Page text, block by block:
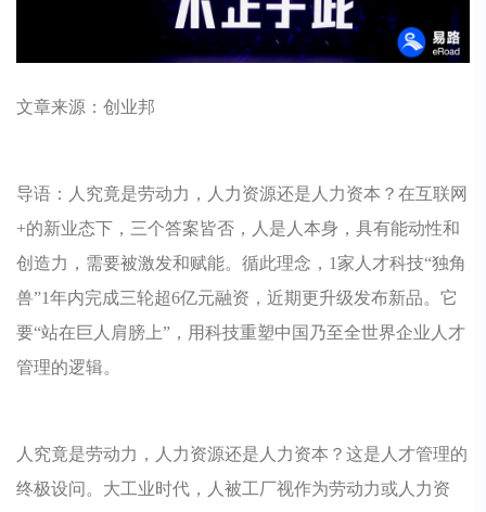
文章来源：创业邦
导语：人究竟是劳动力，人力资源还是人力资本？在互联网
+的新业态下，三个答案皆否，人是人本身，具有能动性和
创造力，需要被激发和赋能。循此理念，1家人才科技“独角
兽”1年内完成三轮超6亿元融资，近期更升级发布新品。它
要“站在巨人肩膀上”，用科技重塑中国乃至全世界企业人才
管理的逻辑。
人究竟是劳动力，人力资源还是人力资本？这是人才管理的
终极设问。大工业时代，人被工厂视作为劳动力或人力资